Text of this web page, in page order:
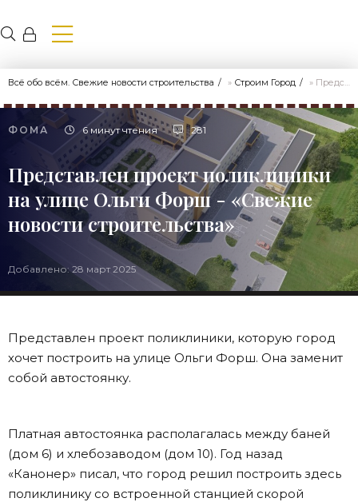
Всё обо всём. Свежие новости строительства » Строим Город » Представлен проект поликлиники на улице Ольги Форш - «Свежие новости строительства»
ФОМА 6 минут чтения 281
Представлен проект поликлиники
на улице Ольги Форш - «Свежие
новости строительства»
Добавлено: 28 март 2025
Представлен проект поликлиники, которую город
хочет построить на улице Ольги Форш. Она заменит
собой автостоянку.
Платная автостоянка располагалась между баней
(дом 6) и хлебозаводом (дом 10). Год назад
«Канонер» писал, что город решил построить здесь
поликлинику со встроенной станцией скорой